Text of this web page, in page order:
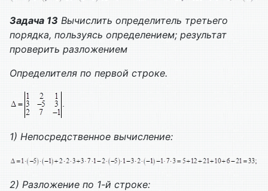
Задача 13 Вычислить определитель третьего
порядка, пользуясь определением; результат
проверить разложением
Определителя по первой строке.
1) Непосредственное вычисление:
2) Разложение по 1-й строке: